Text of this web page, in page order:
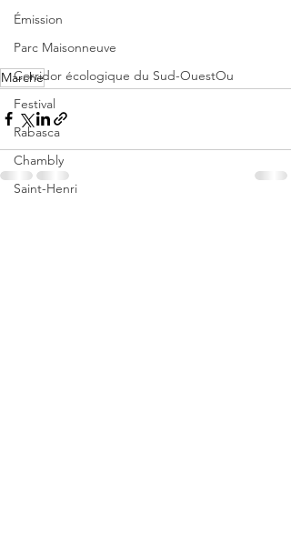
Émission
Parc Maisonneuve
Corridor écologique du Sud-OuestOu
Festival
Rabasca
Chambly
Saint-Henri
Marche